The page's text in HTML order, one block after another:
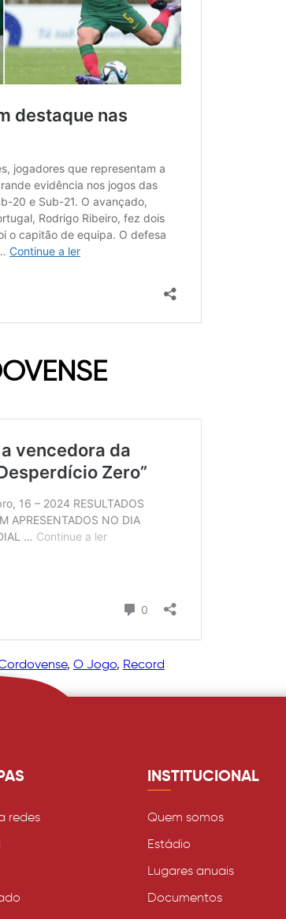
, O Jogo, Record
redes
INSTITUCIONAL
Quem somos
Estádio
Lugares anuais
Documentos